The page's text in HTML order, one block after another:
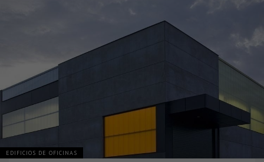
EDIFICIOS DE OFICINAS